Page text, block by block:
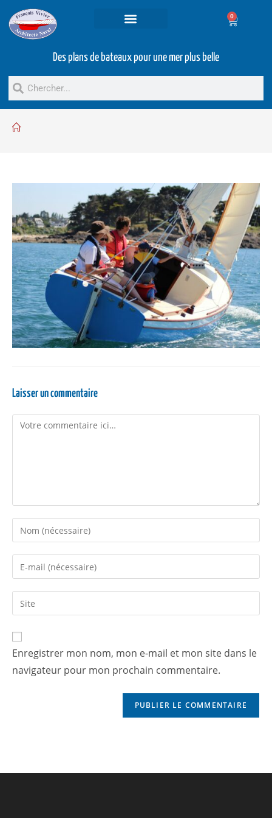
0
Des plans de bateaux pour une mer plus belle
Laisser un commentaire
Enregistrer mon nom, mon e-mail et mon site dans le
navigateur pour mon prochain commentaire.